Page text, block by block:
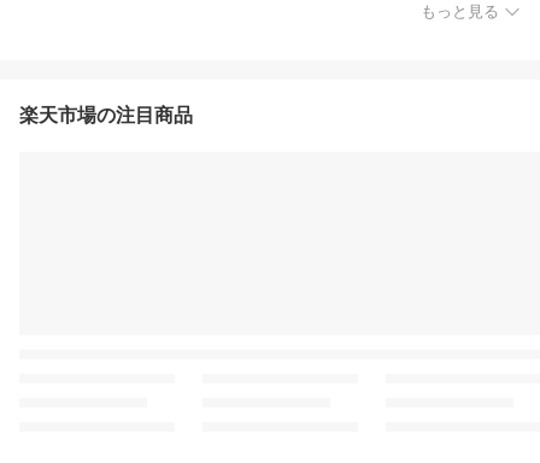
もっと見る
楽天市場の注目商品